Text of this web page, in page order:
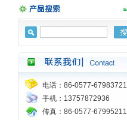
电话：86-0577-67983721
手机：13757872936
传真：86-0577-67995211